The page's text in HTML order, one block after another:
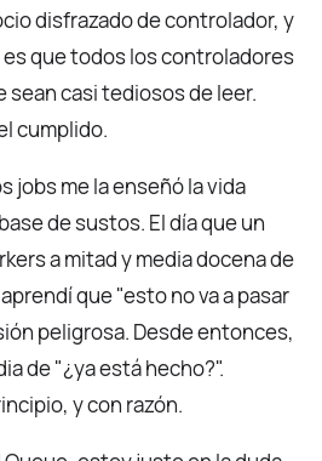
disfrazado de controlador, y
es que todos los controladores
sean casi tediosos de leer.
cumplido.
jobs me la enseñó la vida
de sustos. El día que un
a mitad y media docena de
que "esto no va a pasar
peligrosa. Desde entonces,
de "¿ya está hecho?".
y con razón.